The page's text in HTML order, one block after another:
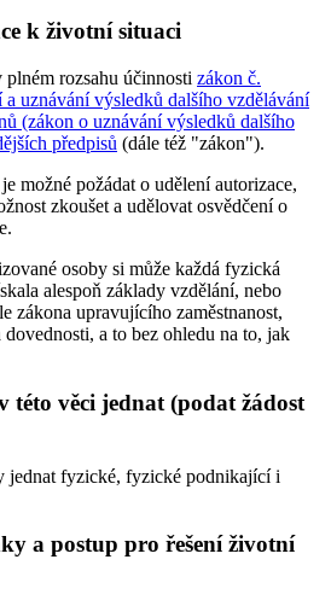
k životní situaci
rozsahu účinnosti zákon č.
uznávání výsledků dalšího vzdělávání
(zákon o uznávání výsledků dalšího
předpisů (dále též "zákon").
možné požádat o udělení autorizace,
zkoušet a udělovat osvědčení o
osoby si může každá fyzická
alespoň základy vzdělání, nebo
zákona upravujícího zaměstnanost,
dovednosti, a to bez ohledu na to, jak
této věci jednat (podat žádost
jednat fyzické, fyzické podnikající i
a postup pro řešení životní